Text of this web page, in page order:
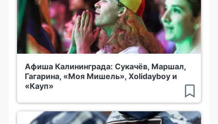
Афиша Калининграда: Сукачёв, Маршал,
Гагарина, «Моя Мишель», Xolidayboy и
«Кауп»